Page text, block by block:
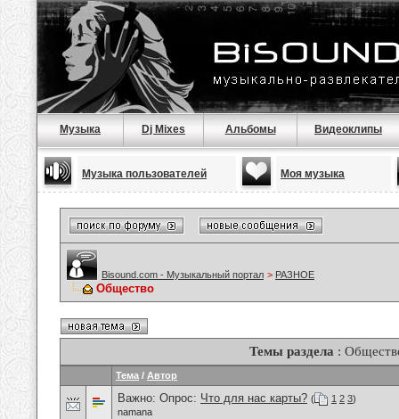
Музыка Dj Mixes Альбомы Видеоклипы
Музыка пользователей Моя музыка
Bisound.com - Музыкальный портал > РАЗНОЕ
Общество
Темы раздела :
Тема / Автор
Важно: Опрос: Что для нас карты? ( 1 2 3)
namana